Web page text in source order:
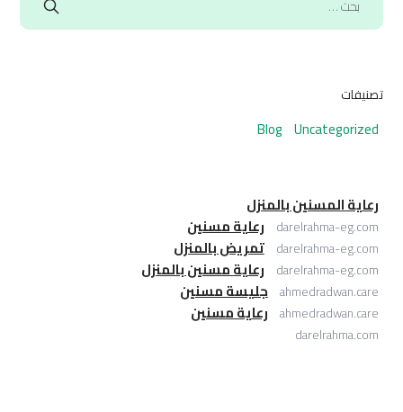
تصنيفات
Blog Uncategorized
رعاية المسنين بالمنزل
darelrahma-eg.com رعاية مسنين
darelrahma-eg.com تمريض بالمنزل
darelrahma-eg.com رعاية مسنين بالمنزل
ahmedradwan.care جليسة مسنين
ahmedradwan.care رعاية مسنين
darelrahma.com